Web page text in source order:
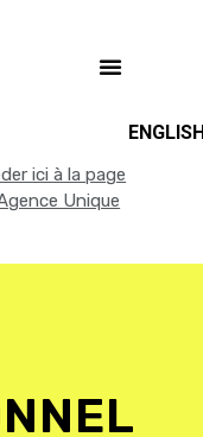
ici à la page
Unique